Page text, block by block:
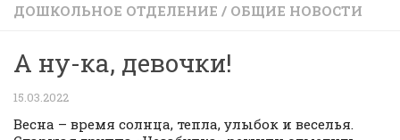
ДОШКОЛЬНОЕ ОТДЕЛЕНИЕ / ОБЩИЕ НОВОСТИ
А ну-ка, девочки!
15.03.2022
Весна – время солнца, тепла, улыбок и веселья.